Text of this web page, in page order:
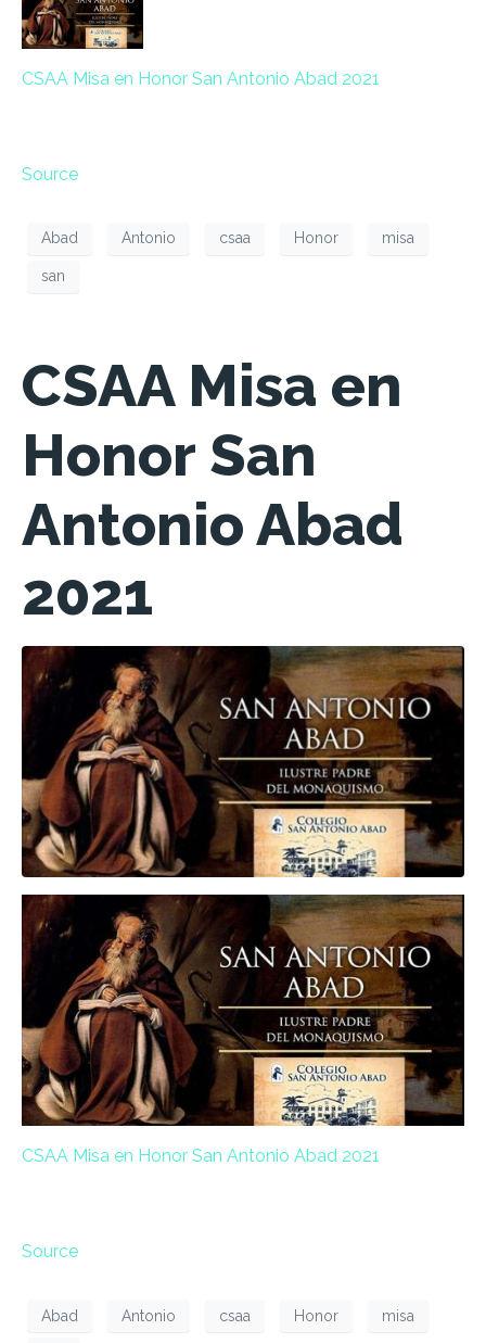
CSAA Misa en Honor San Antonio Abad 2021
Source
Abad Antonio csaa Honor misa
san
CSAA Misa en
Honor San
Antonio Abad
2021
CSAA Misa en Honor San Antonio Abad 2021
Source
Abad Antonio csaa Honor misa